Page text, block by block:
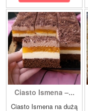
Ciasto Ismena –...
Ciasto Ismena na dużą